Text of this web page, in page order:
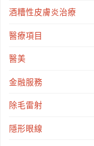
酒糟性皮膚炎治療
醫療項目
醫美
金融服務
除毛雷射
隱形眼線